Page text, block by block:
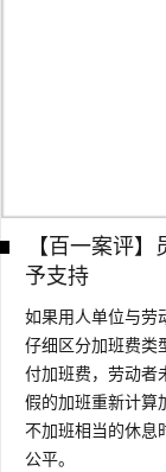
【百一案评
予支持
如果用人单位与劳
仔细区分加班费类
付加班费，劳动者
假的加班重新计算
不加班相当的休息
公平。